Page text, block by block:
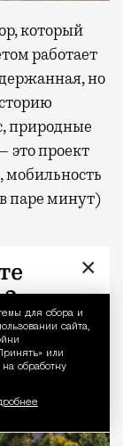
для сбора и
сайта,
или
обработку
который
работает
но
природные
это проект
паре минут)
×